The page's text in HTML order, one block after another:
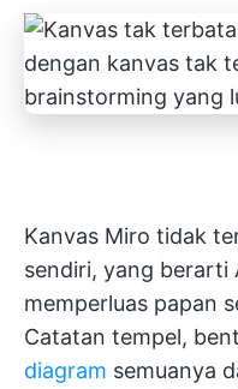
Kanvas Miro tidak
sendiri, yang berarti
memperluas papan
Catatan tempel,
diagram semuanya